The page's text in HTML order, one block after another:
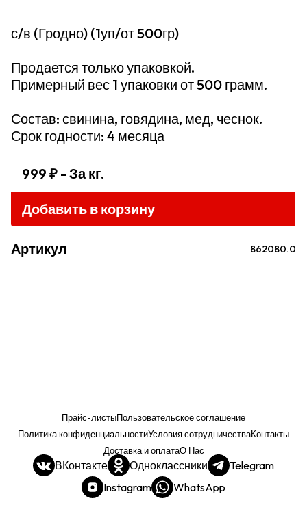
с/в (Гродно) (1уп/от 500гр)
Продается только упаковкой.
Примерный вес 1 упаковки от 500 грамм.
Состав: свинина, говядина, мед, чеснок.
Срок годности: 4 месяца
999 ₽ - За кг.
Добавить в корзину
Артикул 862080.0
Прайс-листыПользовательское соглашение
Политика конфиденциальностиУсловия сотрудничестваКонтакты
Доставка и оплатаО Нас
ВКонтакте Одноклассники
Telegram
Instagram
WhatsApp